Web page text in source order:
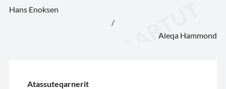
Hans Enoksen
/
Aleqa Hammond
Atassuteqarnerit